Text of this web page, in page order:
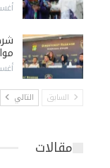
السابق التالي
مقالات